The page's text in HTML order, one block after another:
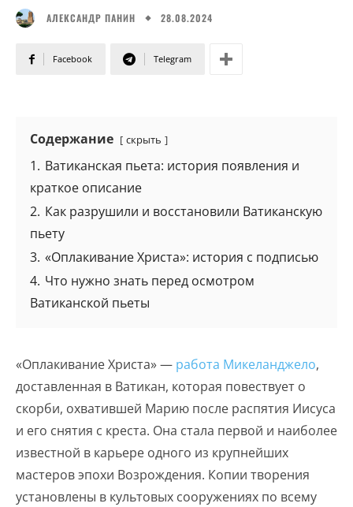
АЛЕКСАНДР ПАНИН 28.08.2024
Facebook Telegram
Содержание скрыть
1. Ватиканская пьета: история появления и
краткое описание
2. Как разрушили и восстановили Ватиканскую
пьету
3. «Оплакивание Христа»: история с подписью
4. Что нужно знать перед осмотром
Ватиканской пьеты
«Оплакивание Христа» — работа Микеланджело,
доставленная в Ватикан, которая повествует о
скорби, охватившей Марию после распятия Иисуса
и его снятия с креста. Она стала первой и наиболее
известной в карьере одного из крупнейших
мастеров эпохи Возрождения. Копии творения
установлены в культовых сооружениях по всему